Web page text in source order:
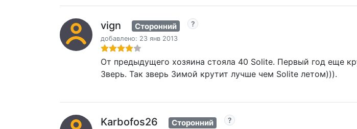
vign Сторонний
добавлено: 23 янв 2013
От предыдущего хозяина стояла 40 Solite. Первый год еще
Зверь. Так зверь Зимой крутит лучше чем Solite летом))).
Karbofos26 Сторонний